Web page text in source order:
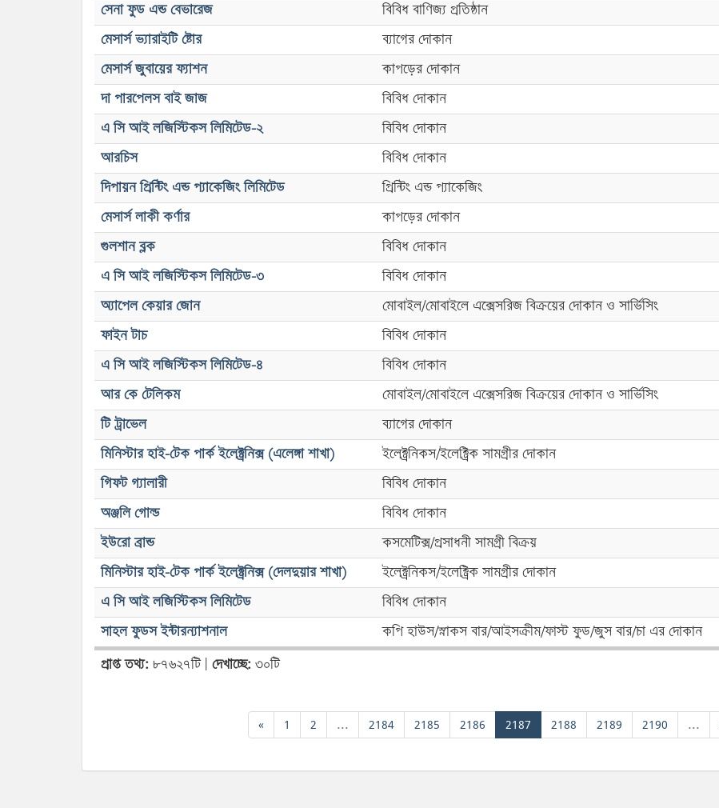
সেনা ফুড এন্ড বেভারেজ বিবিধ বাণিজ্য প্রতিষ্ঠান
মেসার্স ভ্যারাইটি ষ্টোর ব্যাগের দোকান
মেসার্স জুবায়ের ফ্যাশন কাপড়ের দোকান
দা পারপেলস বাই জাজ বিবিধ দোকান
এ সি আই লজিস্টিকস লিমিটেড-২ বিবিধ দোকান
আরচিস বিবিধ দোকান
দিপায়ন প্রিন্টিং এন্ড প্যাকেজিং লিমিটেড প্রিন্টিং এন্ড প্যাকেজিং
মেসার্স লাকী কর্ণার কাপড়ের দোকান
গুলশান ব্লক বিবিধ দোকান
এ সি আই লজিস্টিকস লিমিটেড-৩ বিবিধ দোকান
অ্যাপেল কেয়ার জোন মোবাইল/মোবাইলে এক্সেসরিজ বিক্রয়ের দোকান ও সার্ভিসিং
ফাইন টাচ বিবিধ দোকান
এ সি আই লজিস্টিকস লিমিটেড-৪ বিবিধ দোকান
আর কে টেলিকম মোবাইল/মোবাইলে এক্সেসরিজ বিক্রয়ের দোকান ও সার্ভিসিং
টি ট্রাভেল ব্যাগের দোকান
মিনিস্টার হাই-টেক পার্ক ইলেক্ট্রনিক্স (এলেঙ্গা শাখা) ইলেক্ট্রনিকস/ইলেক্ট্রিক সামগ্রীর দোকান
গিফট গ্যালারী বিবিধ দোকান
অঞ্জলি গোল্ড বিবিধ দোকান
ইউরো ব্রান্ড কসমেটিক্স/প্রসাধনী সামগ্রী বিক্রয়
মিনিস্টার হাই-টেক পার্ক ইলেক্ট্রনিক্স (দেলদুয়ার শাখা) ইলেক্ট্রনিকস/ইলেক্ট্রিক সামগ্রীর দোকান
এ সি আই লজিস্টিকস লিমিটেড বিবিধ দোকান
সাহল ফুডস ইন্টারন্যাশনাল কপি হাউস/স্নাকস বার/আইসক্রীম/ফাস্ট ফুড/জুস বার/চা এর দোকান
প্রাপ্ত তথ্য: ৮৭৬২৭টি | দেখাচ্ছে: ৩০টি
« 1 2 ... 2184 2185 2186 2187 2188 2189 2190 ...